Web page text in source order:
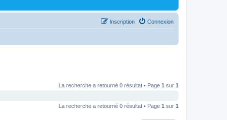
Connexion
Inscription
La recherche a retourné 0 résultat • Page 1 sur 1
La recherche a retourné 0 résultat • Page 1 sur 1